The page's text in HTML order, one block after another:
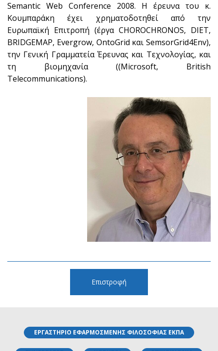
Semantic Web Conference 2008. Η έρευνα του κ.
Κουμπαράκη έχει χρηματοδοτηθεί από την
Ευρωπαϊκή Επιτροπή (έργα CHOROCHRONOS, DIET,
BRIDGEMAP, Evergrow, OntoGrid και SemsorGrid4Env),
την Γενική Γραμματεία Έρευνας και Τεχνολογίας, και
τη βιομηχανία ((Microsoft, British
Telecommunications).
Επιστροφή
ΕΡΓΑΣΤΗΡΙΟ ΕΦΑΡΜΟΣΜΕΝΗΣ ΦΙΛΟΣΟΦΙΑΣ ΕΚΠΑ